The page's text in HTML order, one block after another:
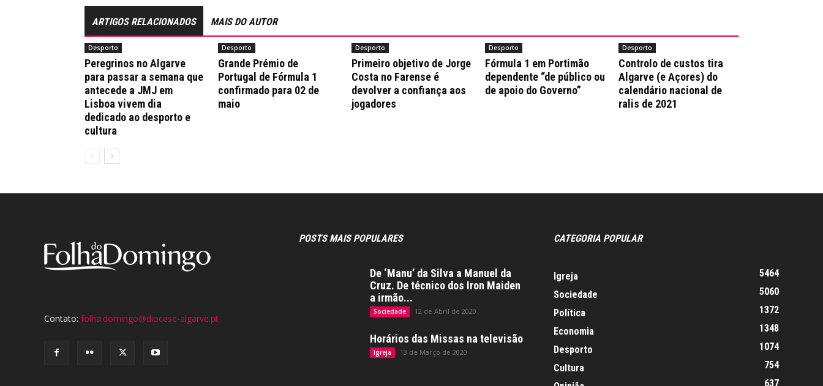
ARTIGOS RELACIONADOS MAIS DO AUTOR
Desporto
Peregrinos no Algarve
para passar a semana que
antecede a JMJ em
Lisboa vivem dia
dedicado ao desporto e
cultura
Desporto
Grande Prémio de
Portugal de Fórmula 1
confirmado para 02 de
maio
Desporto
Primeiro objetivo de Jorge
Costa no Farense é
devolver a confiança aos
jogadores
Desporto
Fórmula 1 em Portimão
dependente “de público ou
de apoio do Governo”
Desporto
Controlo de custos tira
Algarve (e Açores) do
calendário nacional de
ralis de 2021
Contato: folha.domingo@diocese-algarve.pt
POSTS MAIS POPULARES
De ‘Manu’ da Silva a Manuel da
Cruz. De técnico dos Iron Maiden
a irmão...
Sociedade 12 de Abril de 2020
Horários das Missas na televisão
Igreja 13 de Março de 2020
CATEGORIA POPULAR
Igreja
5464
Sociedade
5060
Política
1372
Economia
1348
Desporto
1074
Cultura
754
637